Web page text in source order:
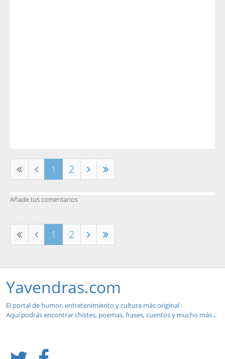
1 2
Añade tus comentarios
1 2
Yavendras.com
El portal de humor, entretenimiento y cultura más original
Aquí podrás encontrar chistes, poemas, frases, cuentos y mucho más...